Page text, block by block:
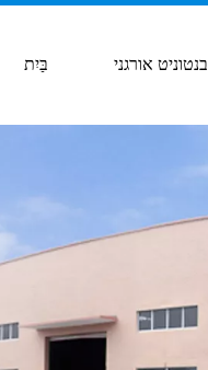
בַּיִת בנטוניט אורגני